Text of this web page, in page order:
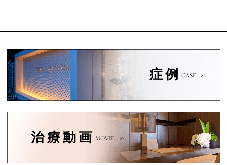
症例 CASE
治療動画 MOVIE